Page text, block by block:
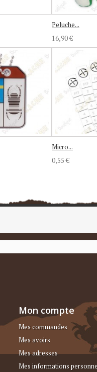
Peluche...
16,90 €
Micro...
0,55 €
Mon compte
Mes commandes
Mes avoirs
Mes adresses
Mes informations